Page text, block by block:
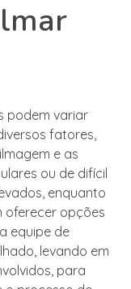
podem variar
fatores,
e as
ou de difícil
enquanto
oferecer opções
equipe de
levando em
para